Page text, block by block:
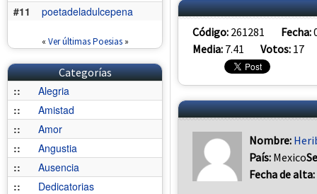
#11
poetadeladulcepena
« Ver últimas Poesias»
Categorías
::
Alegria
::
Amistad
::
Amor
::
Angustia
::
Ausencia
::
Dedicatorias
Código: 261281 Fecha:
Media: 7.41 Votos: 17
Nombre:
País: Mexico
Fecha de alta: